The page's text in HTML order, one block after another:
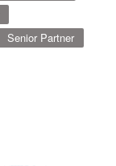
Senior Partner